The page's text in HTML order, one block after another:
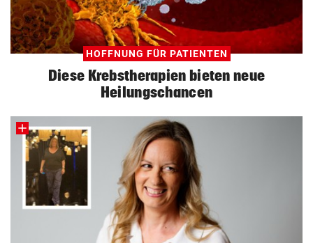
ZUM VERGLEICH
Kinderfahrrad Vergleich
HOFFNUNG FÜR PATIENTEN
Diese Krebstherapien bieten neue
Heilungschancen